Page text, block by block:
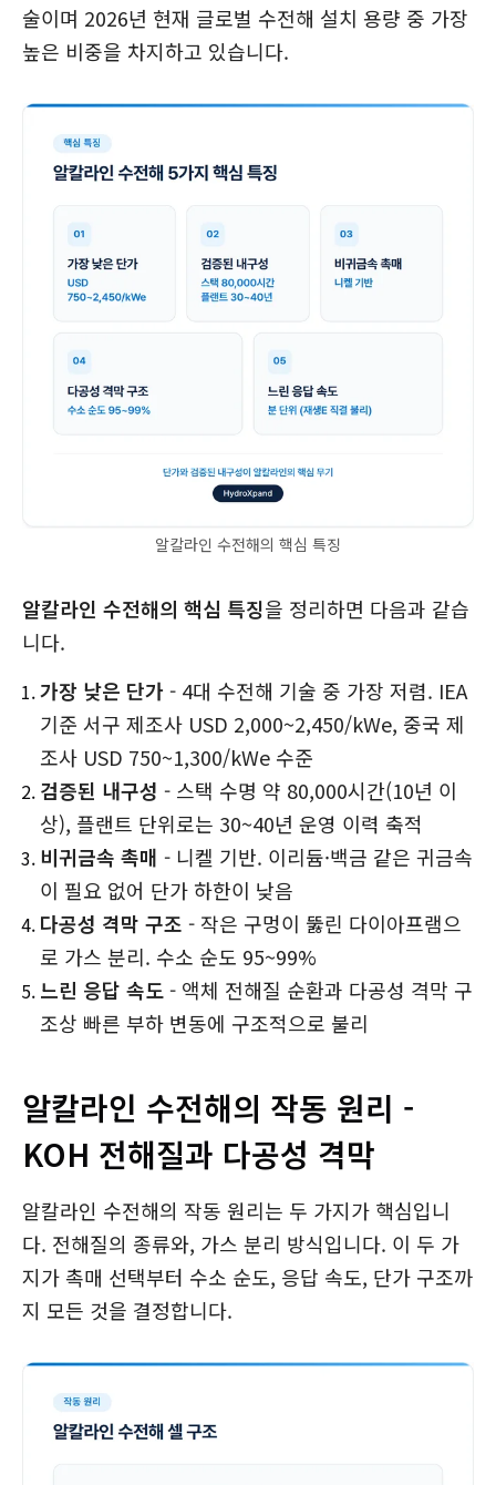
술이며 2026년 현재 글로벌 수전해 설치 용량 중 가장
높은 비중을 차지하고 있습니다.
알칼라인 수전해의 핵심 특징
알칼라인 수전해의 핵심 특징을 정리하면 다음과 같습
니다.
가장 낮은 단가 - 4대 수전해 기술 중 가장 저렴. IEA
기준 서구 제조사 USD 2,000~2,450/kWe, 중국 제
조사 USD 750~1,300/kWe 수준
검증된 내구성 - 스택 수명 약 80,000시간(10년 이
상), 플랜트 단위로는 30~40년 운영 이력 축적
비귀금속 촉매 - 니켈 기반. 이리듐·백금 같은 귀금속
이 필요 없어 단가 하한이 낮음
다공성 격막 구조 - 작은 구멍이 뚫린 다이아프램으
로 가스 분리. 수소 순도 95~99%
느린 응답 속도- 액체 전해질 순환과 다공성 격막 구
조상 빠른 부하 변동에 구조적으로 불리
알칼라인 수전해의 작동 원리 -
KOH 전해질과 다공성 격막
알칼라인 수전해의 작동 원리는 두 가지가 핵심입니
다. 전해질의 종류와, 가스 분리 방식입니다. 이 두 가
지가 촉매 선택부터 수소 순도, 응답 속도, 단가 구조까
지 모든 것을 결정합니다.